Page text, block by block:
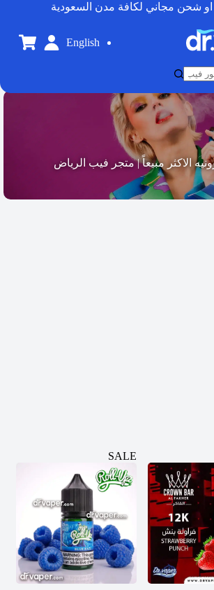
شحن مجاني لكافة مدن السعودية
English
الاكثر مبيعاً | متجر فيب الرياض​
SALE